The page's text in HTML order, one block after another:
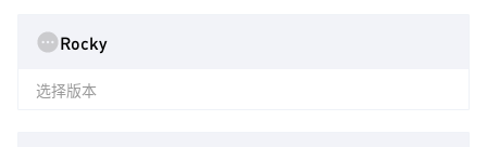
Rocky
选择版本